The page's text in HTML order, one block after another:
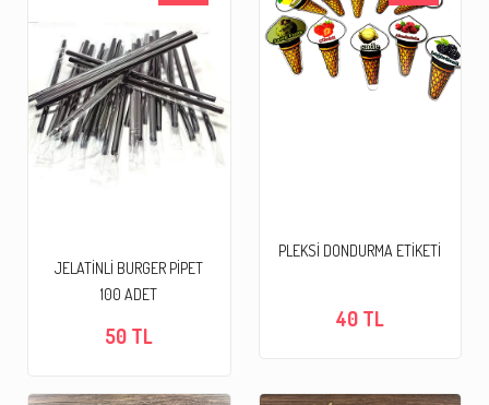
JELATİNLİ BURGER PİPET
100 ADET
50 TL
PLEKSİ DONDURMA ETİKETİ
40 TL